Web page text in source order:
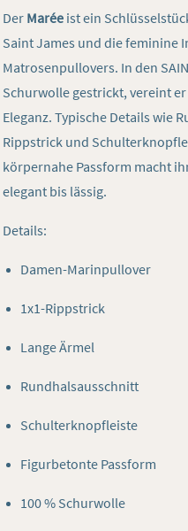
Der Marée ist ein
Saint James und die feminine
Matrosenpullovers. In den
Schurwolle gestrickt, vereint
Eleganz. Typische Details wie
Rippstrick und
körpernahe Passform macht
elegant bis lässig.
Details:
Damen-Marinpullover
1x1-Rippstrick
Lange Ärmel
Rundhalsausschnitt
Schulterknopfleiste
Figurbetonte Passform
100 % Schurwolle